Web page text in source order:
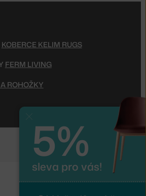
KOBERCE KELIM RUGS
FERM LIVING
ROHOŽKY
5%
sleva pro vás!